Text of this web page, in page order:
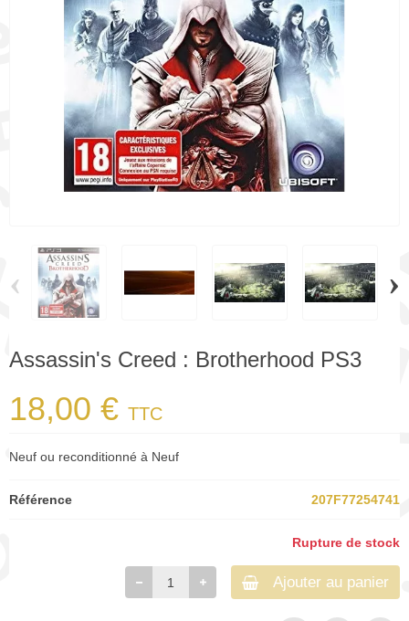
‹ ›
Assassin's Creed : Brotherhood PS3
18,00 € TTC
Neuf ou reconditionné à Neuf
Référence 207F77254741
Rupture de stock
Ajouter au panier